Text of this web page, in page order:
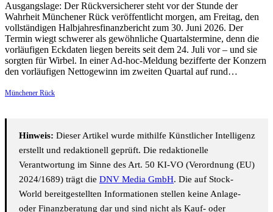
Ausgangslage: Der Rückversicherer steht vor der Stunde der
Wahrheit Münchener Rück veröffentlicht morgen, am Freitag, den
vollständigen Halbjahresfinanzbericht zum 30. Juni 2026. Der
Termin wiegt schwerer als gewöhnliche Quartalstermine, denn die
vorläufigen Eckdaten liegen bereits seit dem 24. Juli vor – und sie
sorgten für Wirbel. In einer Ad-hoc-Meldung bezifferte der Konzern
den vorläufigen Nettogewinn im zweiten Quartal auf rund…
Münchener Rück
Hinweis: Dieser Artikel wurde mithilfe Künstlicher Intelligenz
erstellt und redaktionell geprüft. Die redaktionelle
Verantwortung im Sinne des Art. 50 KI-VO (Verordnung (EU)
2024/1689) trägt die DNV Media GmbH. Die auf Stock-
World bereitgestellten Informationen stellen keine Anlage-
oder Finanzberatung dar und sind nicht als Kauf- oder